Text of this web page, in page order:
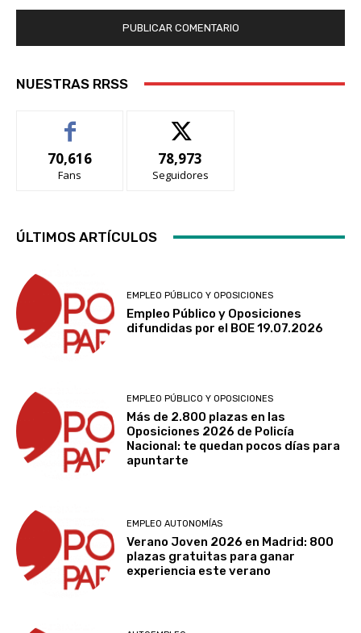
NUESTRAS RRSS
70,616
Fans
78,973
Seguidores
ÚLTIMOS ARTÍCULOS
EMPLEO PÚBLICO Y OPOSICIONES
Empleo Público y Oposiciones
difundidas por el BOE 19.07.2026
EMPLEO PÚBLICO Y OPOSICIONES
Más de 2.800 plazas en las
Oposiciones 2026 de Policía
Nacional: te quedan pocos días para
apuntarte
EMPLEO AUTONOMÍAS
Verano Joven 2026 en Madrid: 800
plazas gratuitas para ganar
experiencia este verano